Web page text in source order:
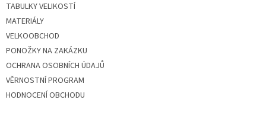
TABULKY VELIKOSTÍ
MATERIÁLY
VELKOOBCHOD
PONOŽKY NA ZAKÁZKU
OCHRANA OSOBNÍCH ÚDAJŮ
VĚRNOSTNÍ PROGRAM
HODNOCENÍ OBCHODU